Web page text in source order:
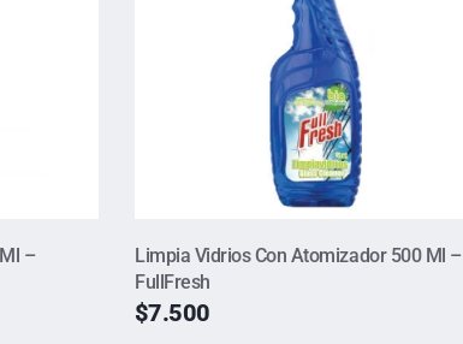
–
Limpia Vidrios Con Atomizador 500 Ml –
FullFresh
$7.500